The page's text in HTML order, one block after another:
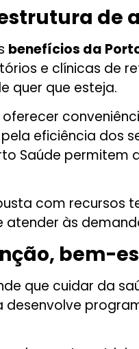
de
benefícios da
e clínicas de
quer que esteja.
eficiência dos
Saúde
com recursos
às
bem-
que cuidar da
desenvolve